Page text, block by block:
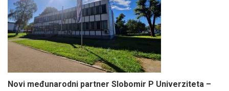
Novi međunarodni partner Slobomir P Univerziteta –